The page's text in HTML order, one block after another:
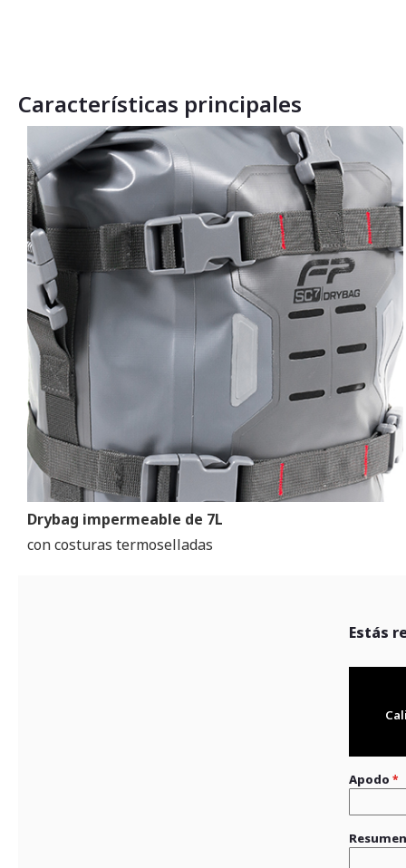
Características principales
Drybag impermeable de 7L
con costuras termoselladas
Estás
Apodo
Resumen